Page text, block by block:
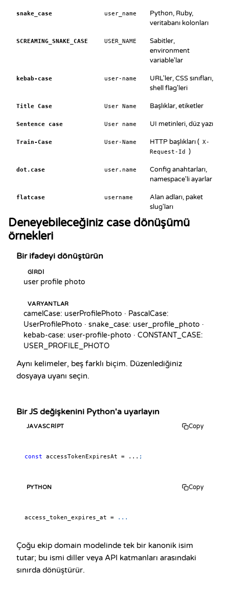
snake_case user_name
Python, Ruby,
veritabanı kolonları
SCREAMING_SNAKE_CASE USER_NAME
Sabitler,
environment
variable'lar
kebab-case user-name
URL'ler, CSS sınıfları,
shell flag'leri
Title Case User Name Başlıklar, etiketler
Sentence case User name UI metinleri, düz yazı
Train-Case User-Name HTTP başlıkları ( X-
Request-Id )
dot.case user.name
Config anahtarları,
namespace'li ayarlar
flatcase username
Alan adları, paket
slug'ları
Deneyebileceğiniz case dönüşümü
örnekleri
Bir ifadeyi dönüştürün
GIRDI
user profile photo
VARYANTLAR
camelCase: userProfilePhoto · PascalCase:
UserProfilePhoto · snake_case: user_profile_photo ·
kebab-case: user-profile-photo · CONSTANT_CASE:
USER_PROFILE_PHOTO
Aynı kelimeler, beş farklı biçim. Düzenlediğiniz
dosyaya uyanı seçin.
Bir JS değişkenini Python'a uyarlayın
JAVASCRIPT Copy
const accessTokenExpiresAt = ... ;
PYTHON Copy
access_token_expires_at = . . .
Çoğu ekip domain modelinde tek bir kanonik isim
tutar; bu ismi diller veya API katmanları arasındaki
sınırda dönüştürür.